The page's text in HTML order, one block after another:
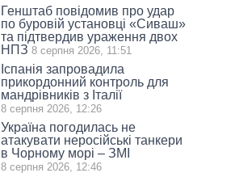
Генштаб повідомив про удар
по буровій установці «Сиваш»
та підтвердив ураження двох
НПЗ 8 серпня 2026, 11:51
Іспанія запровадила
прикордонний контроль для
мандрівників з Італії
8 серпня 2026, 12:26
Україна погодилась не
атакувати неросійські танкери
в Чорному морі – ЗМІ
8 серпня 2026, 12:46